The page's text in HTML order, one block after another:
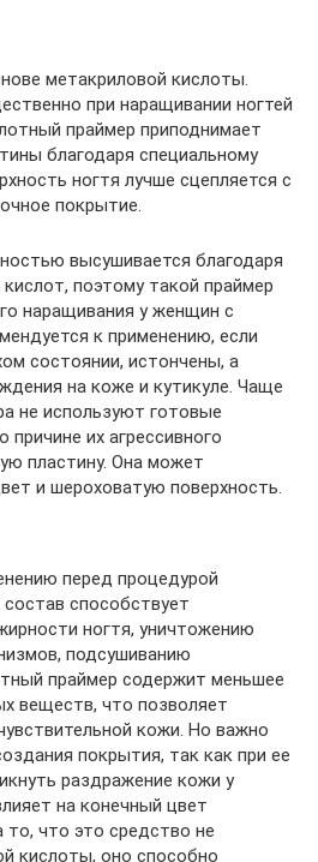
метакриловой кислоты.
при наращивании ногтей
праймер приподнимает
благодаря специальному
ногтя лучше сцепляется с
покрытие.
высушивается благодаря
поэтому такой праймер
наращивания у женщин с
к применению, если
состоянии, истончены, а
на коже и кутикуле. Чаще
не используют готовые
их агрессивного
пластину. Она может
и шероховатую поверхность.
перед процедурой
способствует
ногтя, уничтожению
подсушиванию
праймер содержит меньшее
веществ, что позволяет
кожи. Но важно
покрытия, так как при ее
раздражение кожи у
на конечный цвет
что это средство не
кислоты, оно способно